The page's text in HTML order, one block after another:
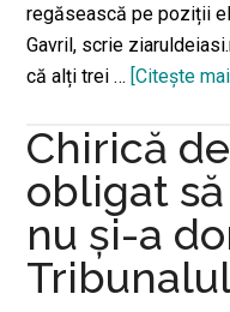
regăsească pe poziții
Gavril, scrie
că alți trei … [Citeşte
Chirică
obligat
nu și-a